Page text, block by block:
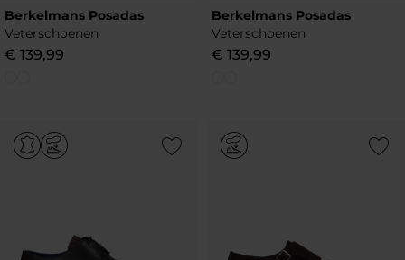
Berkelmans Posadas
Veterschoenen
€ 139,99
Berkelmans Posadas
Veterschoenen
€ 139,99
Add to Wishlist Add to